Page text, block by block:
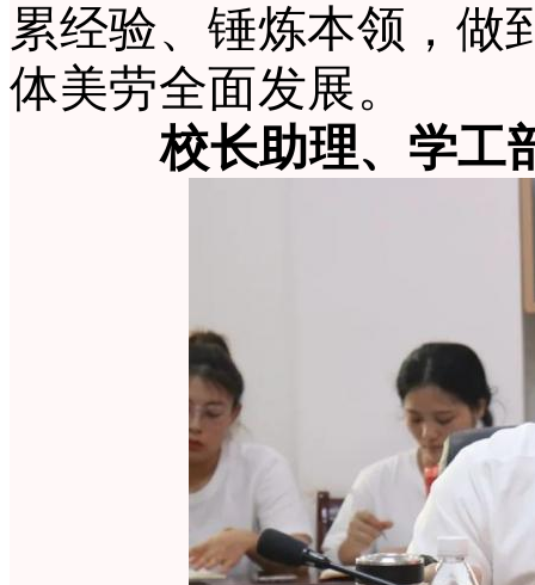
累经验、锤炼本领，做
体美劳全面发展。
校长助理、学工